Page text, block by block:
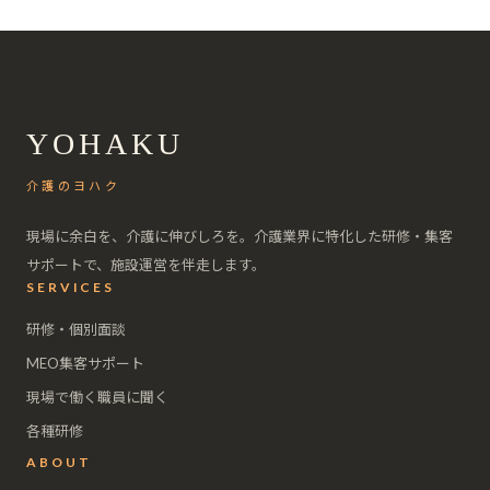
YOHAKU
介護のヨハク
現場に余白を、介護に伸びしろを。介護業界に特化した研修・集客
サポートで、施設運営を伴走します。
SERVICES
研修・個別面談
MEO集客サポート
現場で働く職員に聞く
各種研修
ABOUT